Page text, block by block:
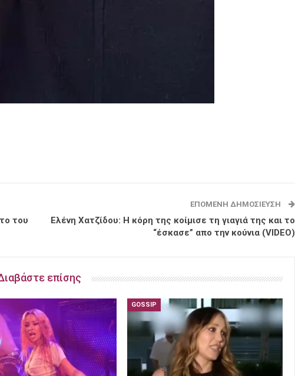
του
ΕΠΌΜΕΝΗ ΔΗΜΟΣΊΕΥΣΗ
Ελένη Χατζίδου: Η κόρη της κοίμισε τη γιαγιά της και το
“έσκασε” απο την κούνια (VIDEO)
επίσης
GOSSIP